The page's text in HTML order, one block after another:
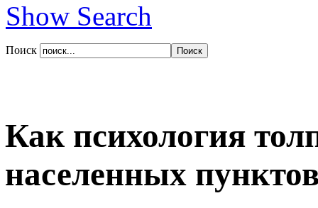
Show Search
Поиск
Как психология
населенных